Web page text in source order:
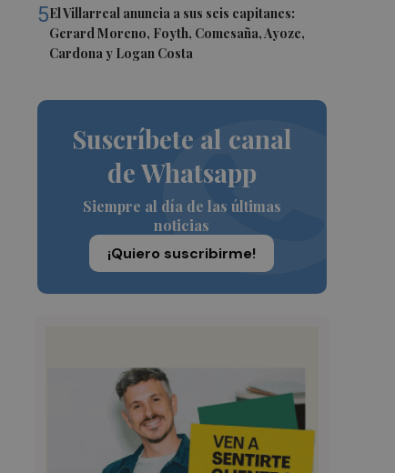
5El Villarreal anuncia a sus seis capitanes:
Gerard Moreno, Foyth, Comesaña, Ayoze,
Cardona y Logan Costa
Suscríbete al canal
de Whatsapp
Siempre al día de las últimas
noticias
¡Quiero suscribirme!